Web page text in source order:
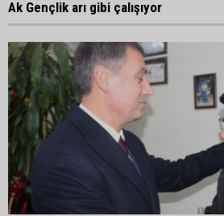
Ak Gençlik arı gibi çalışıyor